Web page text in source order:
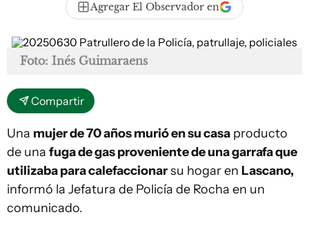
Agregar El Observador en
Foto: Inés Guimaraens
Compartir
Una mujer de 70 años murió en su casa producto
de una fuga de gas proveniente de una garrafa que
utilizaba para calefaccionarsu hogar en Lascano,
informó la Jefatura de Policía de Rocha en un
comunicado.